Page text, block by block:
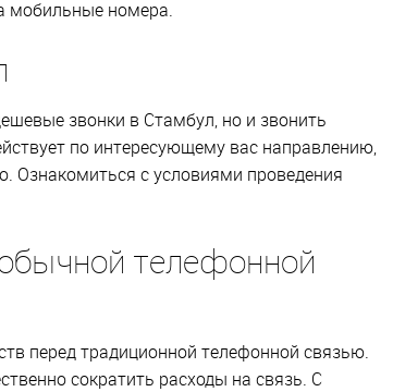
мобильные номера.
звонки в Стамбул, но и звонить
по интересующему вас направлению,
Ознакомиться с условиями проведения
телефонной
перед традиционной телефонной связью.
сократить расходы на связь. С